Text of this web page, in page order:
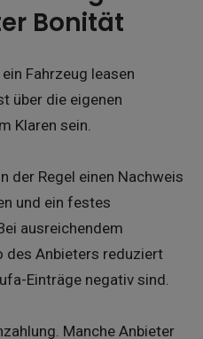
Bonität
Fahrzeug leasen
über die eigenen
Klaren sein.
der Regel einen Nachweis
und ein festes
ausreichendem
des Anbieters reduziert
Einträge negativ sind.
Manche Anbieter